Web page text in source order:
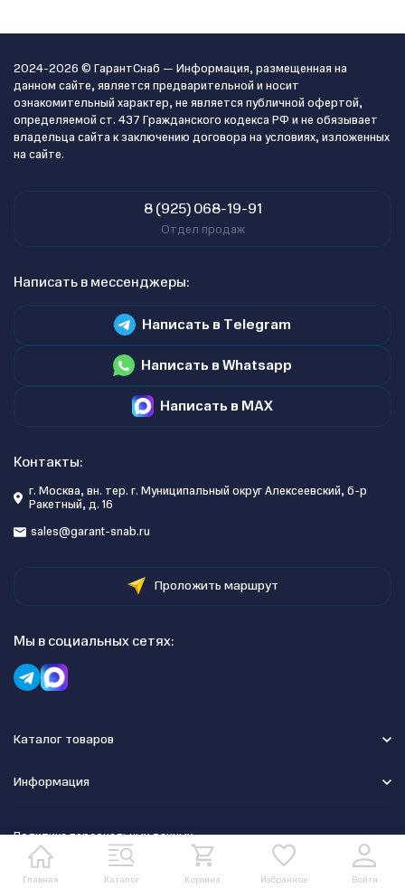
Главная Каталог Корзина Избранное Войти
2024-2026 © ГарантСнаб — Информация, размещенная на
данном сайте, является предварительной и носит
ознакомительный характер, не является публичной офертой,
определяемой ст. 437 Гражданского кодекса РФ и не обязывает
владельца сайта к заключению договора на условиях, изложенных
на сайте.
8 (925) 068-19-91
Отдел продаж
Написать в мессенджеры:
Написать в Telegram
Написать в Whatsapp
Написать в MAX
Контакты:
г. Москва, вн. тер. г. Муниципальный округ Алексеевский, б-р
Ракетный, д. 16
sales@garant-snab.ru
Проложить маршрут
Мы в социальных сетях:
Каталог товаров
Информация
Политика персональных данных